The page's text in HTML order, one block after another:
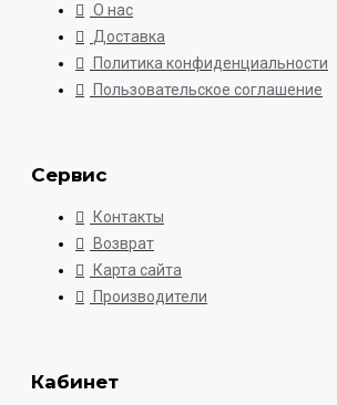
О нас
Доставка
Политика конфиденциальности
Пользовательское соглашение
Сервис
Контакты
Возврат
Карта сайта
Производители
Кабинет